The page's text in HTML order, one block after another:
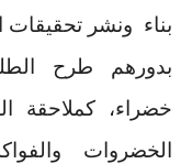
بناء ونشر تحقيقات
بدورهم طرح
خضراء، كملاحقة
الخضروات